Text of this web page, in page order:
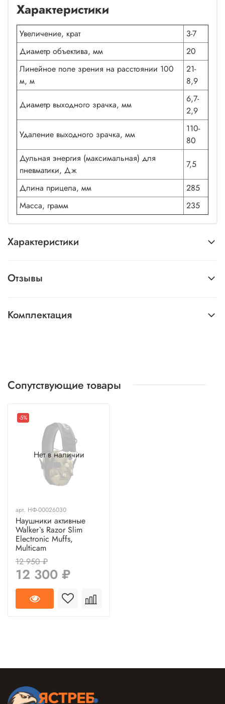
Характеристики
Увеличение, крат
3-7
Диаметр объектива, мм
20
Линейное поле зрения на расстоянии 100
м, м
21-
8,9
Диаметр выходного зрачка, мм
6,7-
2,9
Удаление выходного зрачка, мм
110-
80
Дульная энергия (максимальная) для
пневматики, Дж
7,5
Длина прицела, мм
285
Масса, грамм
235
Характеристики
Отзывы
Комплектация
Сопутствующие товары
Нет в наличии
-5%
арт. НФ-00026030
Наушники активные
Walker`s Razor Slim
Electronic Muffs,
Multicam
12 950 ₽
12 300 ₽